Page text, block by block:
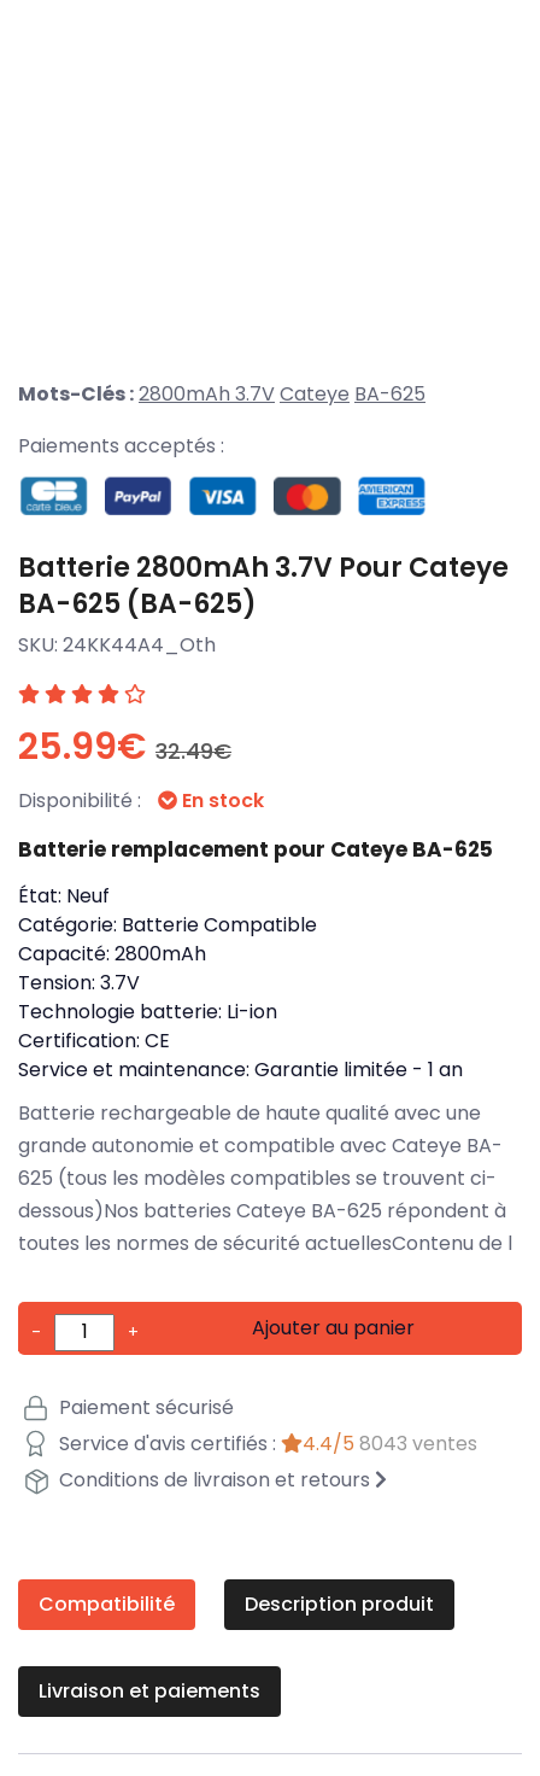
Mots-Clés :2800mAh 3.7VCateye BA-625
Paiements acceptés :
Batterie 2800mAh 3.7V Pour Cateye
BA-625 (BA-625)
SKU: 24KK44A4_Oth
25.99€ 32.49€
Disponibilité : En stock
Batterie remplacement pour Cateye BA-625
État: Neuf
Catégorie: Batterie Compatible
Capacité: 2800mAh
Tension: 3.7V
Technologie batterie: Li-ion
Certification: CE
Service et maintenance: Garantie limitée - 1 an
Batterie rechargeable de haute qualité avec une
grande autonomie et compatible avec Cateye BA-
625 (tous les modèles compatibles se trouvent ci-
dessous)Nos batteries Cateye BA-625 répondent à
toutes les normes de sécurité actuellesContenu de l
- + Ajouter au panier
Paiement sécurisé
Service d'avis certifiés :
4.4/5 8043 ventes
Conditions de livraison et retours
Compatibilité Description produit
Livraison et paiements